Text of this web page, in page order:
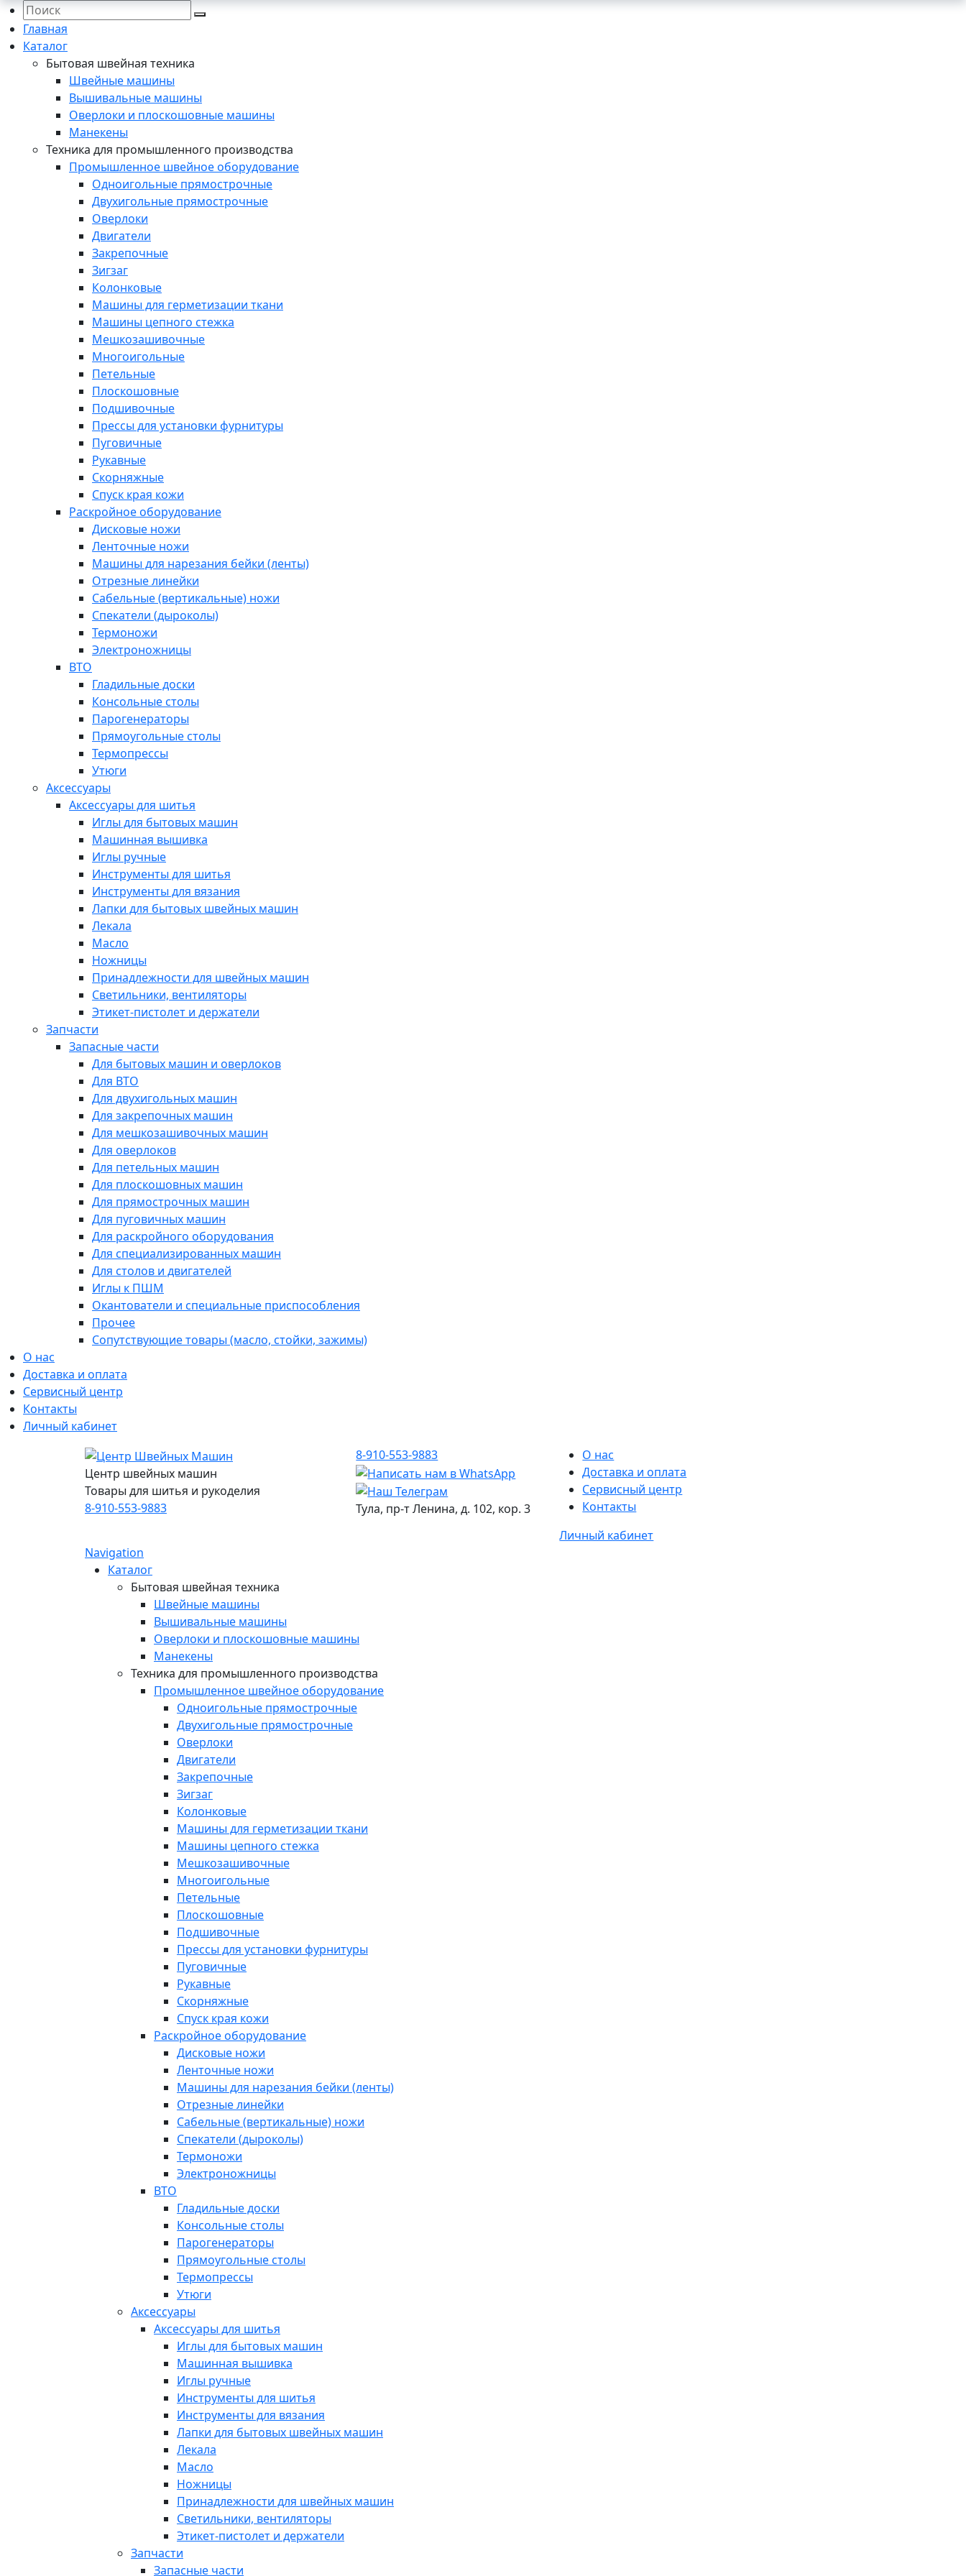
Главная
Каталог
Бытовая швейная техника
Швейные машины
Вышивальные машины
Оверлоки и плоскошовные машины
Манекены
Техника для промышленного производства
Промышленное швейное оборудование
Одноигольные прямострочные
Двухигольные прямострочные
Оверлоки
Двигатели
Закрепочные
Зигзаг
Колонковые
Машины для герметизации ткани
Машины цепного стежка
Мешкозашивочные
Многоигольные
Петельные
Плоскошовные
Подшивочные
Прессы для установки фурнитуры
Пуговичные
Рукавные
Скорняжные
Спуск края кожи
Раскройное оборудование
Дисковые ножи
Ленточные ножи
Машины для нарезания бейки (ленты)
Отрезные линейки
Сабельные (вертикальные) ножи
Спекатели (дыроколы)
Термоножи
Электроножницы
ВТО
Гладильные доски
Консольные столы
Парогенераторы
Прямоугольные столы
Термопрессы
Утюги
Аксессуары
Аксессуары для шитья
Иглы для бытовых машин
Машинная вышивка
Иглы ручные
Инструменты для шитья
Инструменты для вязания
Лапки для бытовых швейных машин
Лекала
Масло
Ножницы
Принадлежности для швейных машин
Светильники, вентиляторы
Этикет-пистолет и держатели
Запчасти
Запасные части
Для бытовых машин и оверлоков
Для ВТО
Для двухигольных машин
Для закрепочных машин
Для мешкозашивочных машин
Для оверлоков
Для петельных машин
Для плоскошовных машин
Для прямострочных машин
Для пуговичных машин
Для раскройного оборудования
Для специализированных машин
Для столов и двигателей
Иглы к ПШМ
Окантователи и специальные приспособления
Прочее
Сопутствующие товары (масло, стойки, зажимы)
О нас
Доставка и оплата
Сервисный центр
Контакты
Личный кабинет
Центр швейных машин
Товары для шитья и рукоделия
8-910-553-9883
8-910-553-9883
Тула, пр-т Ленина, д. 102, кор. 3
О нас
Доставка и оплата
Сервисный центр
Контакты
Личный кабинет
Navigation
Каталог
Бытовая швейная техника
Швейные машины
Вышивальные машины
Оверлоки и плоскошовные машины
Манекены
Техника для промышленного производства
Промышленное швейное оборудование
Одноигольные прямострочные
Двухигольные прямострочные
Оверлоки
Двигатели
Закрепочные
Зигзаг
Колонковые
Машины для герметизации ткани
Машины цепного стежка
Мешкозашивочные
Многоигольные
Петельные
Плоскошовные
Подшивочные
Прессы для установки фурнитуры
Пуговичные
Рукавные
Скорняжные
Спуск края кожи
Раскройное оборудование
Дисковые ножи
Ленточные ножи
Машины для нарезания бейки (ленты)
Отрезные линейки
Сабельные (вертикальные) ножи
Спекатели (дыроколы)
Термоножи
Электроножницы
ВТО
Гладильные доски
Консольные столы
Парогенераторы
Прямоугольные столы
Термопрессы
Утюги
Аксессуары
Аксессуары для шитья
Иглы для бытовых машин
Машинная вышивка
Иглы ручные
Инструменты для шитья
Инструменты для вязания
Лапки для бытовых швейных машин
Лекала
Масло
Ножницы
Принадлежности для швейных машин
Светильники, вентиляторы
Этикет-пистолет и держатели
Запчасти
Запасные части